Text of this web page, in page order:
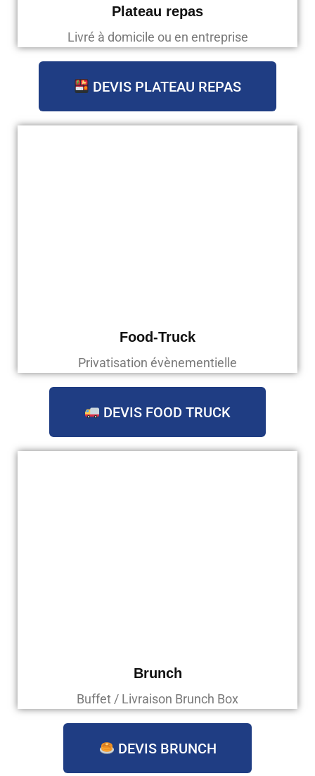
Plateau repas
Livré à domicile ou en entreprise
DEVIS PLATEAU REPAS
Food-Truck
Privatisation évènementielle
DEVIS FOOD TRUCK
Brunch
Buffet / Livraison Brunch Box
DEVIS BRUNCH